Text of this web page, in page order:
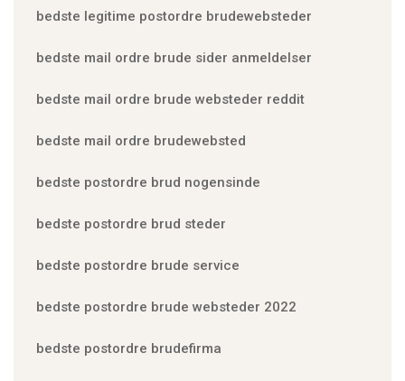
bedste legitime postordre brudewebsteder
bedste mail ordre brude sider anmeldelser
bedste mail ordre brude websteder reddit
bedste mail ordre brudewebsted
bedste postordre brud nogensinde
bedste postordre brud steder
bedste postordre brude service
bedste postordre brude websteder 2022
bedste postordre brudefirma